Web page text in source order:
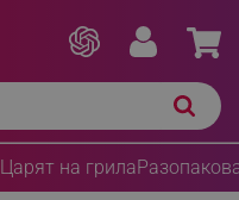
Царят на грила